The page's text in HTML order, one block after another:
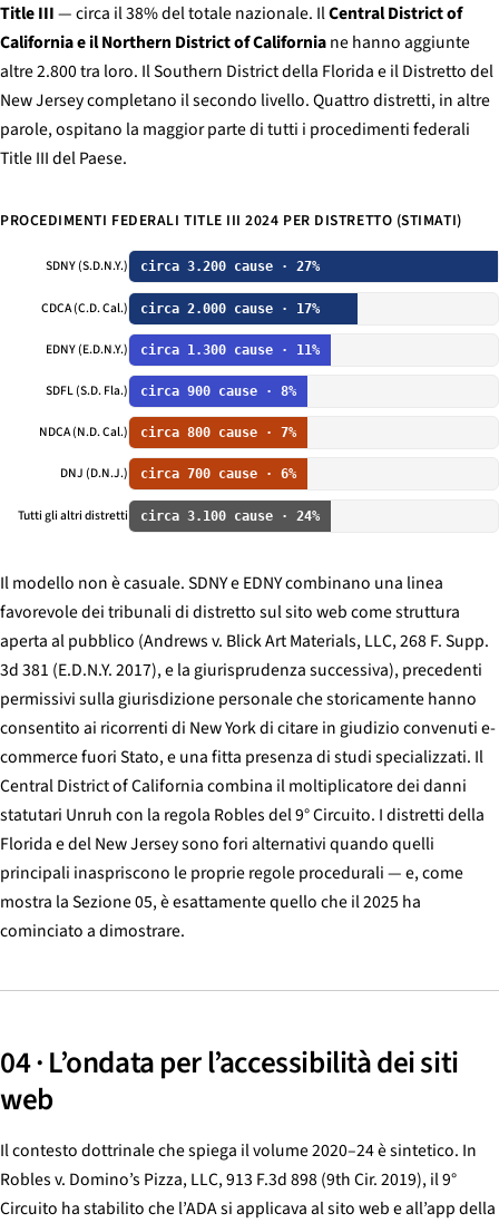
Title III— circa il 38% del totale nazionale. IlCentral District of
California e il Northern District of Californiane hanno aggiunte
altre 2.800 tra loro. Il Southern District della Florida e il Distretto del
New Jersey completano il secondo livello. Quattro distretti, in altre
parole, ospitano la maggior parte di tutti i procedimenti federali
Title III del Paese.
PROCEDIMENTI FEDERALI TITLE III 2024 PER DISTRETTO (STIMATI)
SDNY (S.D.N.Y.) circa 3.200 cause · 27%
CDCA (C.D. Cal.) circa 2.000 cause · 17%
EDNY (E.D.N.Y.) circa 1.300 cause · 11%
SDFL (S.D. Fla.) circa 900 cause · 8%
NDCA (N.D. Cal.) circa 800 cause · 7%
DNJ (D.N.J.) circa 700 cause · 6%
Tutti gli altri distretti circa 3.100 cause · 24%
Il modello non è casuale. SDNY e EDNY combinano una linea
favorevole dei tribunali di distretto sul sito web come struttura
aperta al pubblico (Andrews v. Blick Art Materials, LLC, 268 F. Supp.
3d 381 (E.D.N.Y. 2017), e la giurisprudenza successiva), precedenti
permissivi sulla giurisdizione personale che storicamente hanno
consentito ai ricorrenti di New York di citare in giudizio convenuti e-
commerce fuori Stato, e una fitta presenza di studi specializzati. Il
Central District of California combina il moltiplicatore dei danni
statutari Unruh con la regola Roblesdel 9° Circuito. I distretti della
Florida e del New Jersey sono fori alternativi quando quelli
principali inaspriscono le proprie regole procedurali — e, come
mostra la Sezione 05, è esattamente quello che il 2025 ha
cominciato a dimostrare.
04 · L’ondata per l’accessibilità dei siti
web
Il contesto dottrinale che spiega il volume 2020–24 è sintetico. In
Robles v. Domino’s Pizza, LLC, 913 F.3d 898 (9th Cir. 2019), il 9°
Circuito ha stabilito che l’ADA si applicava al sito web e all’app della